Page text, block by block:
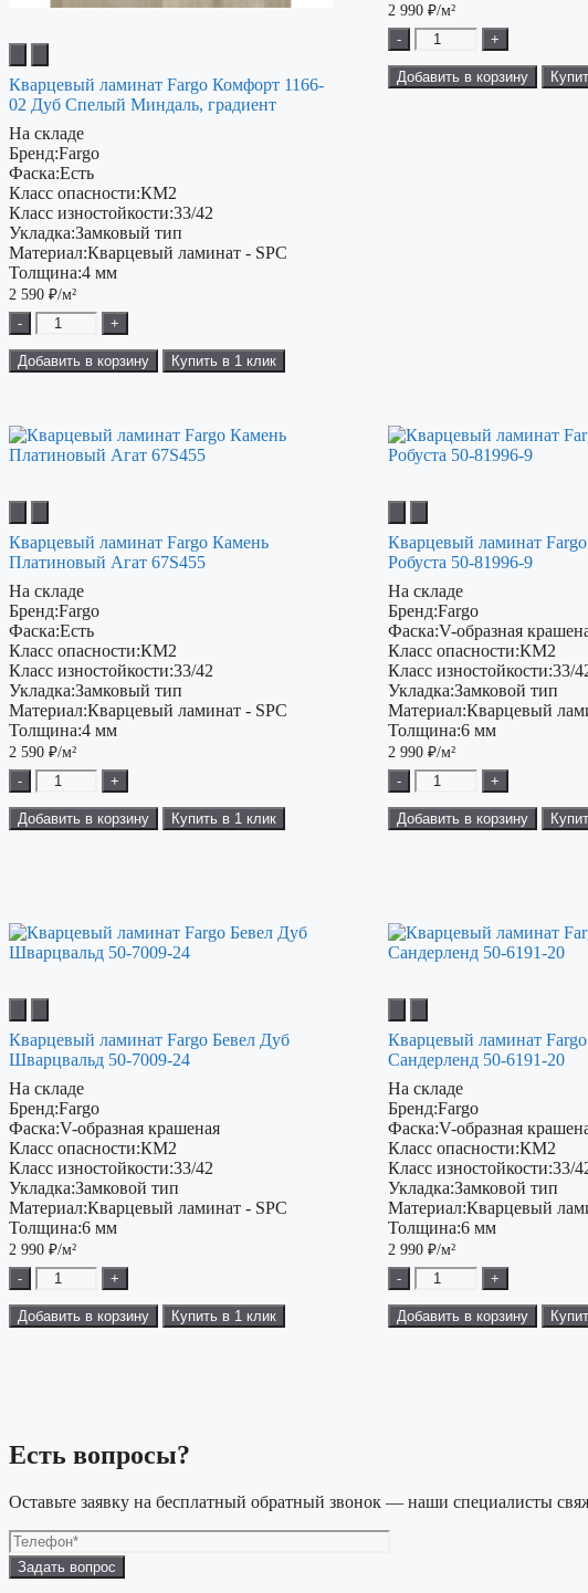
Кварцевый ламинат Fargo Комфорт 1166-
02 Дуб Спелый Миндаль, градиент
На складе
Бренд:Fargo
Фаска:Есть
Класс опасности:КМ2
Класс изностойкости:33/42
Укладка:Замковый тип
Материал:Кварцевый ламинат - SPC
Толщина:4 мм
2 590 ₽/м²
-
+
Добавить в корзину Купить в 1 клик
2 990₽/м²
-
+
Добавить в корзину
Кварцевый ламинат Fargo Камень
Платиновый Агат 67S455
На складе
Бренд:Fargo
Фаска:Есть
Класс опасности:КМ2
Класс изностойкости:33/42
Укладка:Замковый тип
Материал:Кварцевый ламинат - SPC
Толщина:4 мм
2 590 ₽/м²
-
+
Добавить в корзину Купить в 1 клик
Кварцевый ламинат
Робуста 50-81996-9
На складе
Бренд:Fargo
Фаска:V-образная
Класс опасности:КМ2
Класс изностойкости:33/
Укладка:Замковой тип
Материал:Кварцевый
Толщина:6 мм
2 990₽/м²
-
+
Добавить в корзину
Кварцевый ламинат Fargo Бевел Дуб
Шварцвальд 50-7009-24
На складе
Бренд:Fargo
Фаска:V-образная крашеная
Класс опасности:КМ2
Класс изностойкости:33/42
Укладка:Замковой тип
Материал:Кварцевый ламинат - SPC
Толщина:6 мм
2 990 ₽/м²
-
+
Добавить в корзину Купить в 1 клик
Кварцевый ламинат
Сандерленд 50-6191-20
На складе
Бренд:Fargo
Фаска:V-образная
Класс опасности:КМ2
Класс изностойкости:33/
Укладка:Замковой тип
Материал:Кварцевый
Толщина:6 мм
2 990₽/м²
-
+
Добавить в корзину
Есть вопросы?
Оставьте заявку на бесплатный обратный звонок — наши специалисты
Оставьте
это